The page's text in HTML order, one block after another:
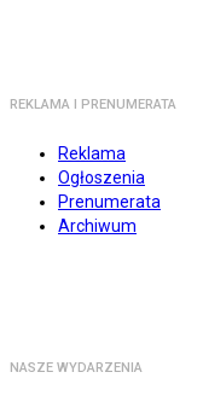
REKLAMA I PRENUMERATA
Reklama
Ogłoszenia
Prenumerata
Archiwum
NASZE WYDARZENIA